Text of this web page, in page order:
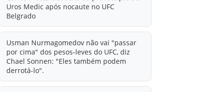
Uros Medic após nocaute no UFC
Belgrado
Usman Nurmagomedov não vai "passar
por cima" dos pesos-leves do UFC, diz
Chael Sonnen: "Eles também podem
derrotá-lo".